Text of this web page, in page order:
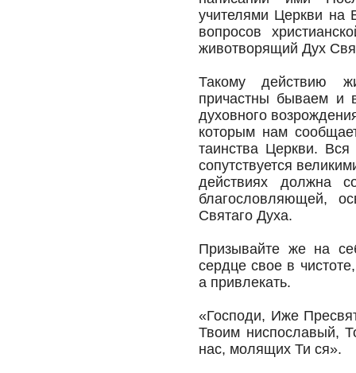
учителями Церкви на
вопросов
животворящий Дух
Такому действию
причастны бываем и
духовного
которым нам
таинства Церкви.
сопутствуется
действиях должна
благословляющей,
Святаго Духа.
Призывайте же на
сердце свое в
а привлекать.
«Господи, Иже
Твоим ниспославый,
нас, молящих Ти ся».